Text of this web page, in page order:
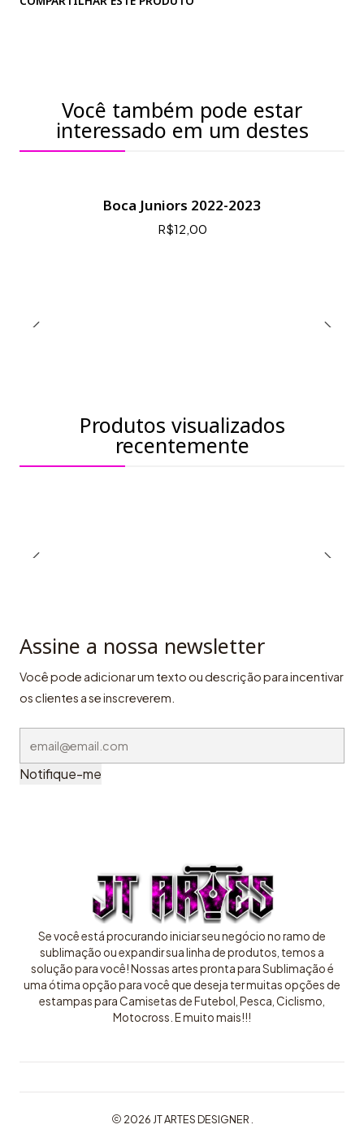
Você também pode estar
interessado em um destes
Boca Juniors 2022-2023
R$12,00
Produtos visualizados
recentemente
Assine a nossa newsletter
Você pode adicionar um texto ou descrição para incentivar
os clientes a se inscreverem.
Notifique-me
Se você está procurando iniciar seu negócio no ramo de
sublimação ou expandir sua linha de produtos, temos a
solução para você! Nossas artes pronta para Sublimação é
uma ótima opção para você que deseja ter muitas opções de
estampas para Camisetas de Futebol, Pesca, Ciclismo,
Motocross. E muito mais!!!
2026 JT ARTES DESIGNER .